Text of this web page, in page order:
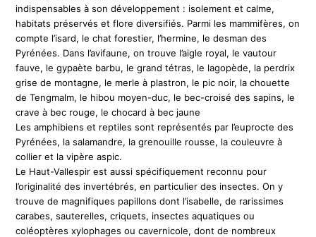
indispensables à son développement : isolement et calme,
habitats préservés et flore diversifiés. Parmi les mammifères, on
compte l’isard, le chat forestier, l’hermine, le desman des
Pyrénées. Dans l’avifaune, on trouve l’aigle royal, le vautour
fauve, le gypaète barbu, le grand tétras, le lagopède, la perdrix
grise de montagne, le merle à plastron, le pic noir, la chouette
de Tengmalm, le hibou moyen-duc, le bec-croisé des sapins, le
crave à bec rouge, le chocard à bec jaune
Les amphibiens et reptiles sont représentés par l’euprocte des
Pyrénées, la salamandre, la grenouille rousse, la couleuvre à
collier et la vipère aspic.
Le Haut-Vallespir est aussi spécifiquement reconnu pour
l’originalité des invertébrés, en particulier des insectes. On y
trouve de magnifiques papillons dont l’isabelle, de rarissimes
carabes, sauterelles, criquets, insectes aquatiques ou
coléoptères xylophages ou cavernicole, dont de nombreux